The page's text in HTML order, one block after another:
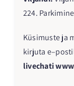
224.
Küsimuste ja
kirjuta
livechati